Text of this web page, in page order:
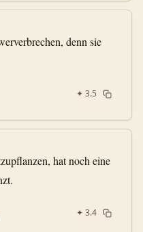
denn sie
✦ 3.5
hat noch eine
✦ 3.4